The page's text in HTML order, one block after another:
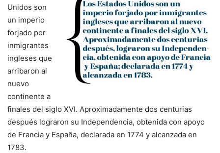
Unidos son
un imperio
forjado por
inmigrantes
ingleses que
arribaron al
nuevo
continente a
finales del siglo XVI. Aproximadamente dos centurias
después lograron su Independencia, obtenida con apoyo
de Francia y España, declarada en 1774 y alcanzada en
1783.